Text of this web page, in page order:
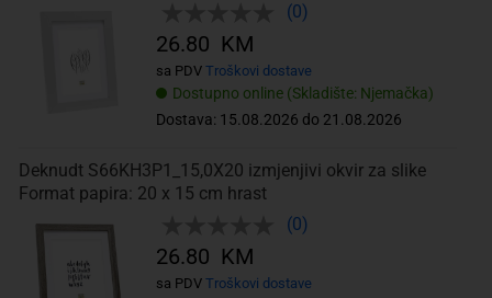
(0)
Dostupno online (Skladište: Njemačka)
Dostava: 15.08.2026 do 21.08.2026
26.80 KM
sa PDV Troškovi dostave
Deknudt S66KH3P1_15,0X20 izmjenjivi okvir za slike
Format papira: 20 x 15 cm hrast
(0)
26.80 KM
sa PDV Troškovi dostave